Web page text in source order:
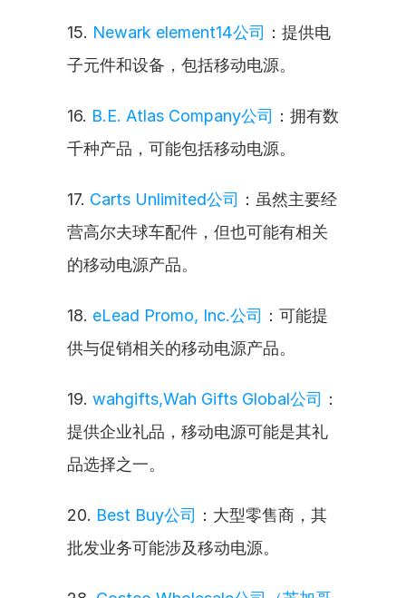
15. Newark element14公司 ：提供电
子元件和设备，包括移动电源。
16. B.E. Atlas Company公司 ：拥有数
千种产品，可能包括移动电源。
17. Carts Unlimited公司 ：虽然主要经
营高尔夫球车配件，但也可能有相关
的移动电源产品。
18. eLead Promo, Inc.公司 ：可能提
供与促销相关的移动电源产品。
19. wahgifts,Wah Gifts Global公司 ：
提供企业礼品，移动电源可能是其礼
品选择之一。
20. Best Buy公司 ：大型零售商，其
批发业务可能涉及移动电源。